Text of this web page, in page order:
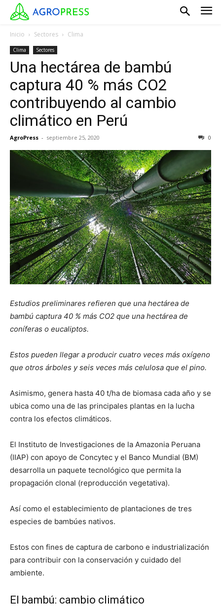
Inicio Sectores Clima
Clima Sectores
Una hectárea de bambú
captura 40 % más CO2
contribuyendo al cambio
climático en Perú
AgroPress - septiembre 25, 2020 0
Estudios preliminares refieren que una hectárea de
bambú captura 40 % más CO2 que una hectárea de
coníferas o eucaliptos.
Estos pueden llegar a producir cuatro veces más oxígeno
que otros árboles y seis veces más celulosa que el pino.
Asimismo, genera hasta 40 t/ha de biomasa cada año y se
ubica como una de las principales plantas en la lucha
contra los efectos climáticos.
El Instituto de Investigaciones de la Amazonia Peruana
(IIAP) con apoyo de Concytec y el Banco Mundial (BM)
desarrolla un paquete tecnológico que permita la
propagación clonal (reproducción vegetativa).
Así como el establecimiento de plantaciones de tres
especies de bambúes nativos.
Estos con fines de captura de carbono e industrialización
para contribuir con la conservación y cuidado del
ambiente.
El bambú: cambio climático